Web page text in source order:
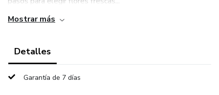
Mostrar más
Detalles
Garantía de 7 días